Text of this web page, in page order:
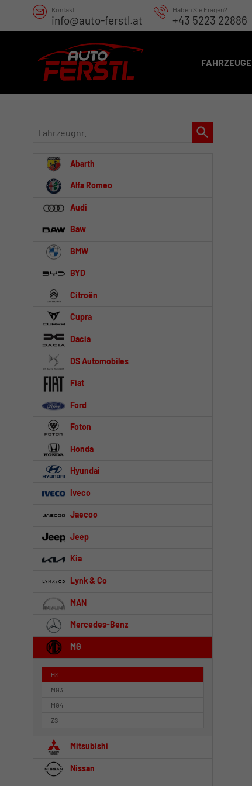
Kontakt
info@auto-ferstl.at
Haben Sie Fragen?
+43 5223 22886
FAHRZEUGE
Fahrzeugnr.
Abarth
Alfa Romeo
Audi
Baw
BMW
BYD
Citroën
Cupra
Dacia
DS Automobiles
Fiat
Ford
Foton
Honda
Hyundai
Iveco
Jaecoo
Jeep
Kia
Lynk & Co
MAN
Mercedes-Benz
MG
HS
MG3
MG4
ZS
Mitsubishi
Nissan